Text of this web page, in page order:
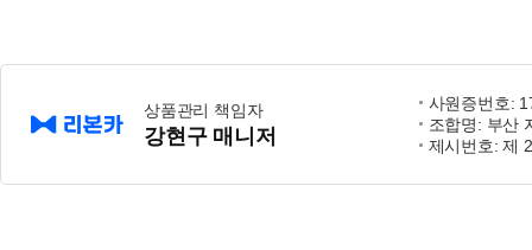
상품관리 책임자
강현구 매니저
사원증번호:
조합명: 부산
제시번호: 제